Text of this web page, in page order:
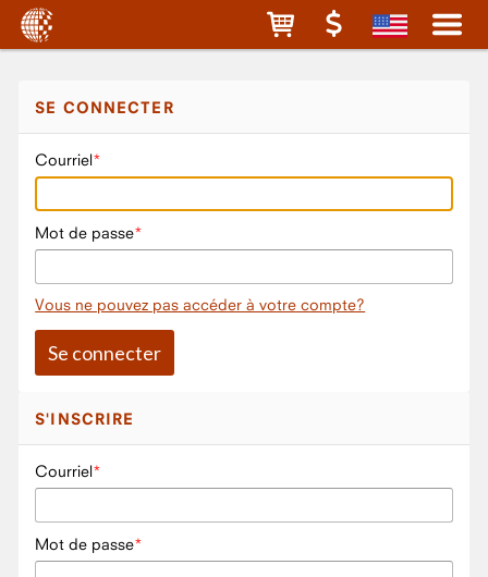
SE CONNECTER
Courriel
Mot de passe
Vous ne pouvez pas accéder à votre compte?
S'INSCRIRE
Courriel
Mot de passe